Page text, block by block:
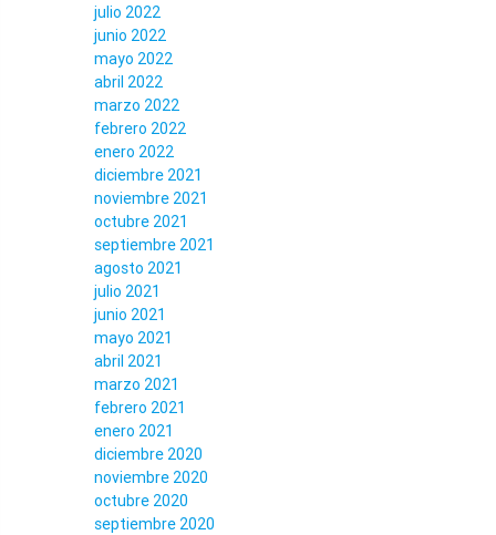
julio 2022
junio 2022
mayo 2022
abril 2022
marzo 2022
febrero 2022
enero 2022
diciembre 2021
noviembre 2021
octubre 2021
septiembre 2021
agosto 2021
julio 2021
junio 2021
mayo 2021
abril 2021
marzo 2021
febrero 2021
enero 2021
diciembre 2020
noviembre 2020
octubre 2020
septiembre 2020